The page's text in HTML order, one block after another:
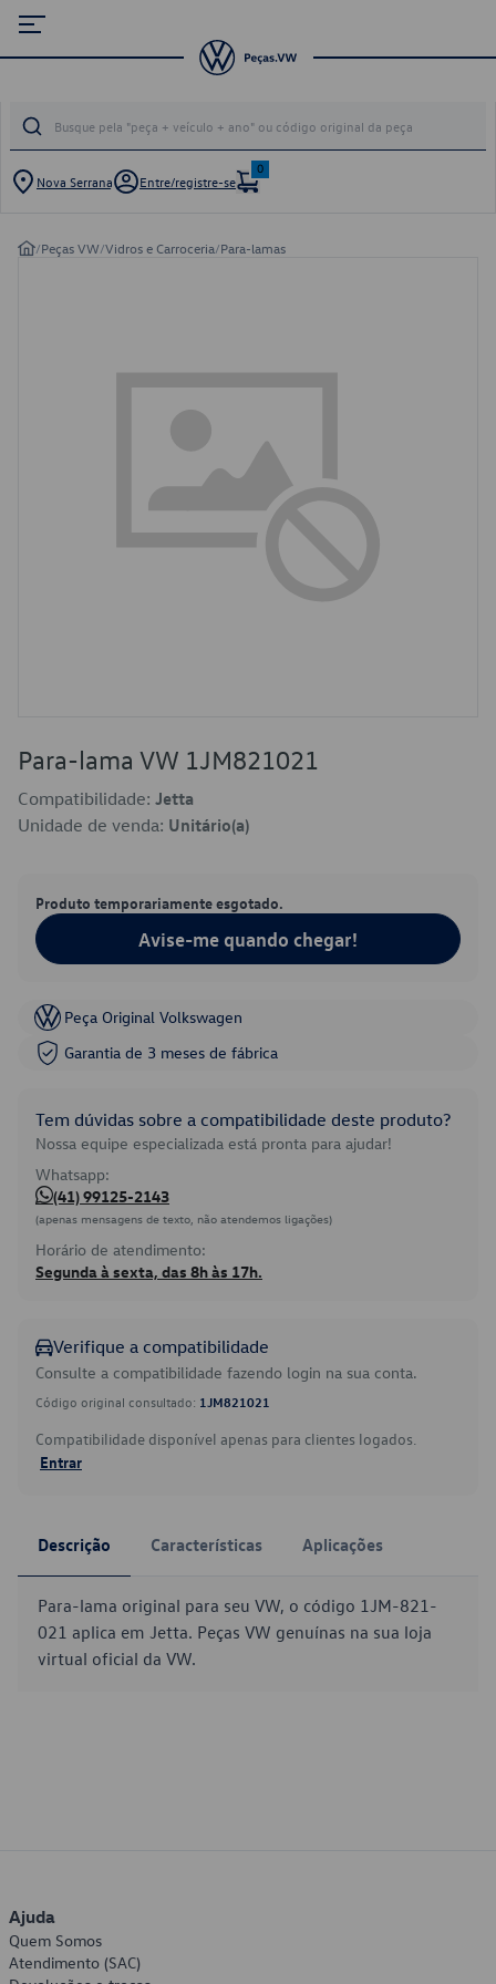
Nova Serrana Entre/registre-se
0
/Peças VW/Vidros e Carroceria/Para-lamas
Para-lama VW 1JM821021
Compatibilidade: Jetta
Unidade de venda: Unitário(a)
Produto temporariamente esgotado.
Avise-me quando chegar!
Peça Original Volkswagen
Garantia de 3 meses de fábrica
Tem dúvidas sobre a compatibilidade deste produto?
Nossa equipe especializada está pronta para ajudar!
Whatsapp:
(41) 99125-2143
(apenas mensagens de texto, não atendemos ligações)
Horário de atendimento:
Segunda à sexta, das 8h às 17h.
Verifique a compatibilidade
Consulte a compatibilidade fazendo login na sua conta.
Código original consultado: 1JM821021
Compatibilidade disponível apenas para clientes logados.
Entrar
Descrição Características Aplicações
Para-lama original para seu VW, o código 1JM-821-
021 aplica em Jetta. Peças VW genuínas na sua loja
virtual oficial da VW.
Ajuda
Quem Somos
Atendimento (SAC)